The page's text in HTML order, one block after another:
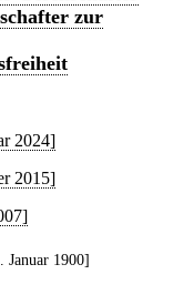
zur
2024]
2015]
Januar 1900]